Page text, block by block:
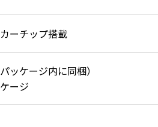
ーチップ搭載
ッケージ内に同梱）
ージ